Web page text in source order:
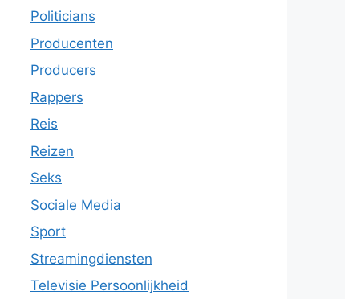
Politicians
Producenten
Producers
Rappers
Reis
Reizen
Seks
Sociale Media
Sport
Streamingdiensten
Televisie Persoonlijkheid